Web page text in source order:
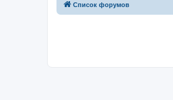
Список форумов